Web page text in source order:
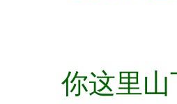
你这里